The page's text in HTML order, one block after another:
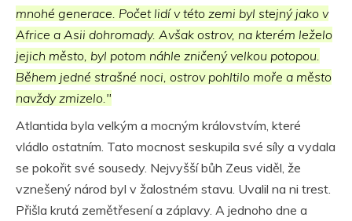
mnohé generace. Počet lidí v této zemi byl stejný jako v
Africe a Asii dohromady. Avšak ostrov, na kterém leželo
jejich město, byl potom náhle zničený velkou potopou.
Během jedné strašné noci, ostrov pohltilo moře a město
navždy zmizelo."
Atlantida byla velkým a mocným královstvím, které
vládlo ostatním. Tato mocnost seskupila své síly a vydala
se pokořit své sousedy. Nejvyšší bůh Zeus viděl, že
vznešený národ byl v žalostném stavu. Uvalil na ni trest.
Přišla krutá zemětřesení a záplavy. A jednoho dne a